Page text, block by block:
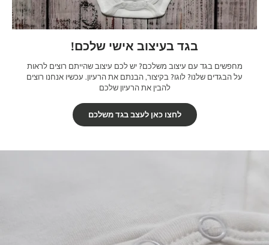
בגד בעיצוב אישי שלכם!
מחפשים בגד עם עיצוב משלכם? יש לכם עיצוב שהייתם רוצים לראות
על הבגדים שלנו? לוגו? בקיצור, הבנתם את הרעיון. עכשיו אנחנו רוצים
להבין את הרעיון שלכם
לחצו כאן לעצב בגד משלכם